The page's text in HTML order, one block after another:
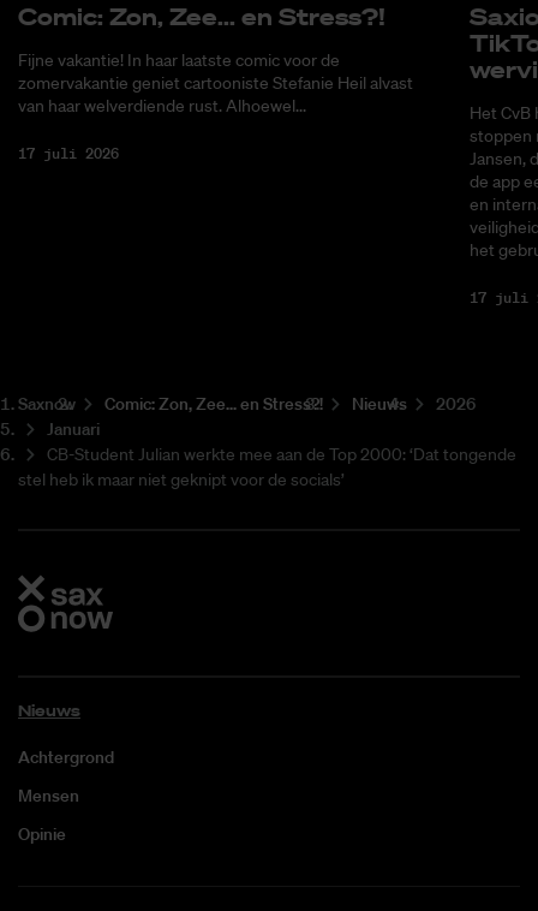
Co­mic: Zon, Zee... en Stress?!
Fijne vakantie! In haar laatste comic voor de
zomervakantie geniet cartooniste Stefanie Heil alvast
van haar welverdiende rust. Alhoewel...
17 juli 2026
Het CvB
stoppen
Jansen,
de app
en
het
17 juli
Saxnow Co­mic: Zon, Zee... en Stress?! Nieuws
2026
Januari
CB-Student Julian werkte mee aan de Top 2000: ‘Dat tongende
stel heb ik maar niet geknipt voor de socials’
Nieuws
Achtergrond
Mensen
Opinie